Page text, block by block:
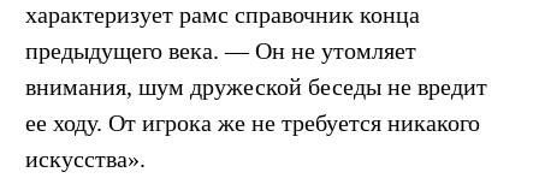
характеризует рамс справочник конца
предыдущего века. — Он не утомляет
внимания, шум дружеской беседы не вредит
ее ходу. От игрока же не требуется никакого
искусства».